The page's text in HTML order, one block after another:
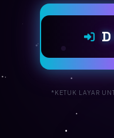
*KETUK LAYAR